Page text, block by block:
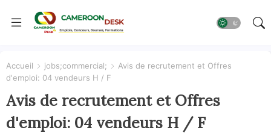
Accueil jobs;commercial;
Avis de recrutement et Offres
d'emploi: 04 vendeurs H / F
Avis de recrutement et Offres
d'emploi: 04 vendeurs H / F